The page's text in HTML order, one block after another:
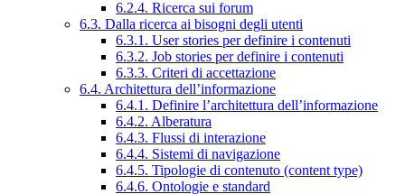
6.2.4. Ricerca sui forum
6.3. Dalla ricerca ai bisogni degli utenti
6.3.1. User stories per definire i contenuti
6.3.2. Job stories per definire i contenuti
6.3.3. Criteri di accettazione
6.4. Architettura dell’informazione
6.4.1. Definire l’architettura dell’informazione
6.4.2. Alberatura
6.4.3. Flussi di interazione
6.4.4. Sistemi di navigazione
6.4.5. Tipologie di contenuto (content type)
6.4.6. Ontologie e standard